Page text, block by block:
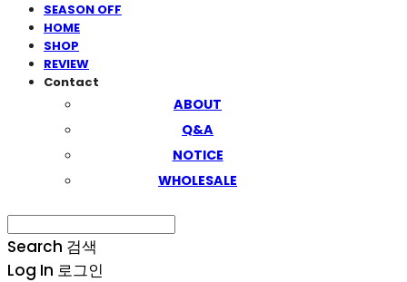
SEASON OFF
HOME
SHOP
REVIEW
Contact
ABOUT
Q&A
NOTICE
WHOLESALE
Search 검색
Log In 로그인